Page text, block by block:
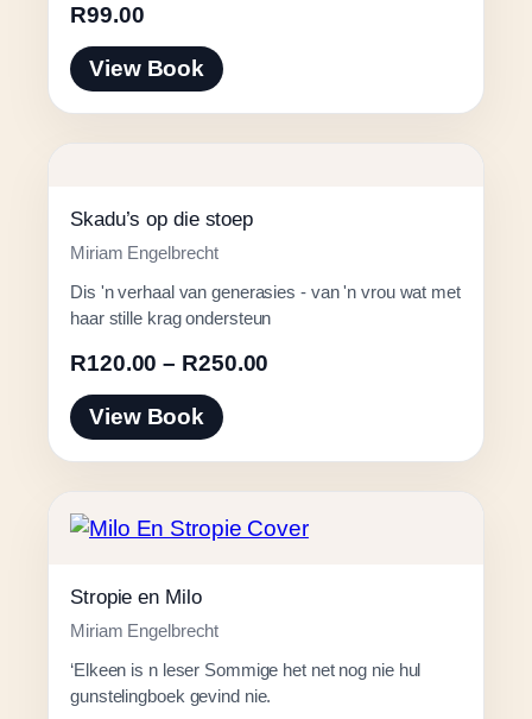
R99.00
View Book
Skadu’s op die stoep
Miriam Engelbrecht
Dis 'n verhaal van generasies - van 'n vrou wat met
haar stille krag ondersteun
R120.00 – R250.00
View Book
Stropie en Milo
Miriam Engelbrecht
‘Elkeen is n leser Sommige het net nog nie hul
gunstelingboek gevind nie.